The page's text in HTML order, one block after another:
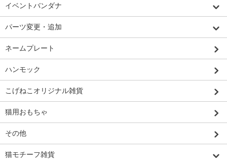
イベントバンダナ
パーツ変更・追加
ネームプレート
ハンモック
こげねこオリジナル雑貨
猫用おもちゃ
その他
猫モチーフ雑貨